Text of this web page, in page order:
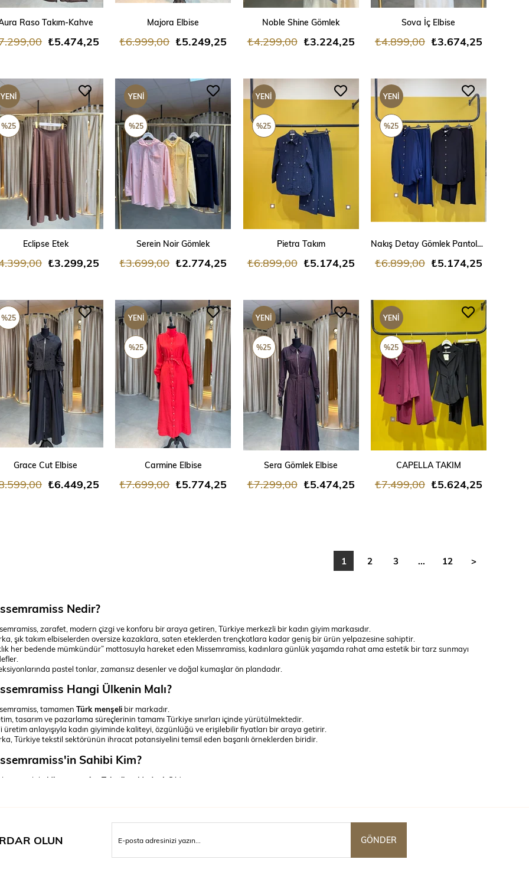
Raso Takım-Kahve
₺5.474,25
Majora Elbise
₺5.249,25
₺6.999,00
Noble Shine Gömlek
₺3.224,25
₺4.299,00
SEPETE EKLE
Sova İç Elbise
₺3.674,25
₺4.899,00
Eclipse Etek
₺3.299,25
YENI
%25
Serein Noir Gömlek
₺2.774,25
₺3.699,00
YENI
ÜRÜN
%25
Pietra Takım
₺5.174,25
₺6.899,00
YENI
ÜRÜN
%25
Nakış Detay Gömlek Pantolon Takım
₺5.174,25
₺6.899,00
YENI
ÜRÜN
%25
Grace Cut Elbise
₺6.449,25
%25
Carmine Elbise
₺5.774,25
₺7.699,00
YENI
ÜRÜN
%25
Sera Gömlek Elbise
₺5.474,25
₺7.299,00
YENI
ÜRÜN
%25
CAPELLA TAKIM
₺5.624,25
₺7.499,00
YENI
ÜRÜN
%25
1 2 3 ... 12 >
Nedir?
zarafet, modern çizgi ve konforu bir araya getiren, Türkiye merkezli bir kadın giyim markasıdır.
şık takım elbiselerden oversize kazaklara, saten eteklerden trençkotlara kadar geniş bir ürün yelpazesine sahiptir.
her bedende mümkündür” mottosuyla hareket eden Missemramiss, kadınlara günlük yaşamda rahat ama estetik bir tarz sunmayı
pastel tonlar, zamansız desenler ve doğal kumaşlar ön plandadır.
Hangi Ülkenin Malı?
tamamen Türk menşeli bir markadır.
tasarım ve pazarlama süreçlerinin tamamı Türkiye sınırları içinde yürütülmektedir.
üretim anlayışıyla kadın giyiminde kaliteyi, özgünlüğü ve erişilebilir fiyatları bir araya getirir.
Türkiye tekstil sektörünün ihracat potansiyelini temsil eden başarılı örneklerden biridir.
Sahibi Kim?
sahibi Missemramiss Tekstil ve Moda A.Ş. ’dir.
itibaren modayı ulaşılabilir hale getirmeyi ve kaliteyi uygun fiyatla sunmayı hedeflemiştir.
OLUN GÖNDER